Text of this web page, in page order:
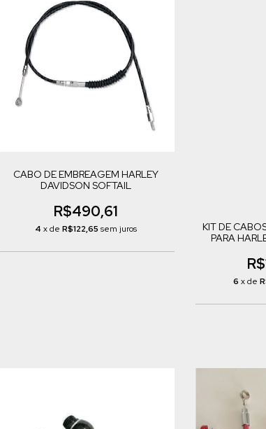
CABO DE EMBREAGEM HARLEY
DAVIDSON SOFTAIL
R$490,61
4 x de R$122,65 sem juros
KIT DE
PARA
6 x de